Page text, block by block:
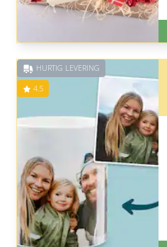
HURTIG LEVERING
4.5